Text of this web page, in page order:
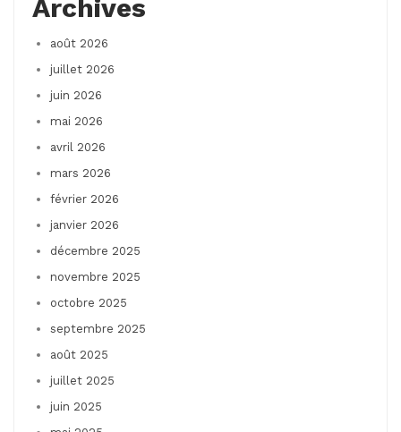
Archives
août 2026
juillet 2026
juin 2026
mai 2026
avril 2026
mars 2026
février 2026
janvier 2026
décembre 2025
novembre 2025
octobre 2025
septembre 2025
août 2025
juillet 2025
juin 2025